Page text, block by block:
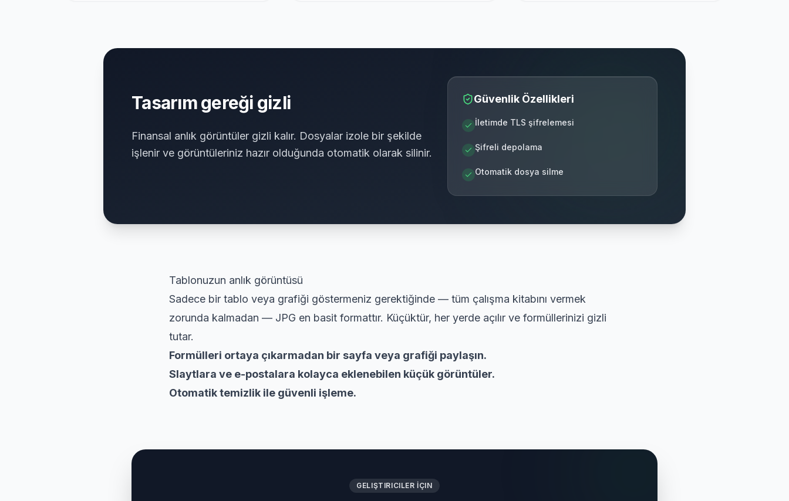
Tasarım gereği gizli
Finansal anlık görüntüler gizli kalır. Dosyalar izole bir şekilde
işlenir ve görüntüleriniz hazır olduğunda otomatik olarak silinir.
Güvenlik Özellikleri
İletimde TLS şifrelemesi
Şifreli depolama
Otomatik dosya silme
Tablonuzun anlık görüntüsü
Sadece bir tablo veya grafiği göstermeniz gerektiğinde — tüm çalışma kitabını vermek
zorunda kalmadan — JPG en basit formattır. Küçüktür, her yerde açılır ve formüllerinizi gizli
tutar.
Formülleri ortaya çıkarmadan bir sayfa veya grafiği paylaşın.
Slaytlara ve e-postalara kolayca eklenebilen küçük görüntüler.
Otomatik temizlik ile güvenli işleme.
GELIŞTIRICILER İÇIN